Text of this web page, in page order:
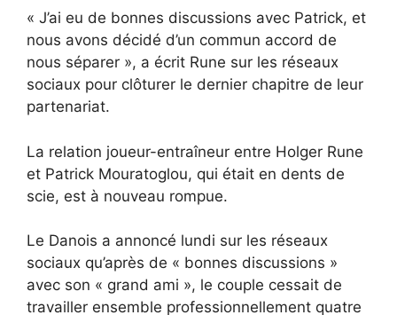
« J’ai eu de bonnes discussions avec Patrick, et
nous avons décidé d’un commun accord de
nous séparer », a écrit Rune sur les réseaux
sociaux pour clôturer le dernier chapitre de leur
partenariat.
La relation joueur-entraîneur entre Holger Rune
et Patrick Mouratoglou, qui était en dents de
scie, est à nouveau rompue.
Le Danois a annoncé lundi sur les réseaux
sociaux qu’après de « bonnes discussions »
avec son « grand ami », le couple cessait de
travailler ensemble professionnellement quatre